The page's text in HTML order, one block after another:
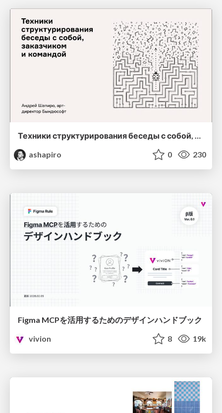
ashapiro
0 230
Figma MCPを活用するためのデザインハンドブック
vivion
8 19k